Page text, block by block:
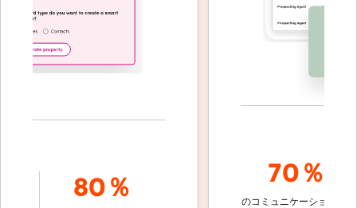
80％ 70％+
のコミュニケーションを自動